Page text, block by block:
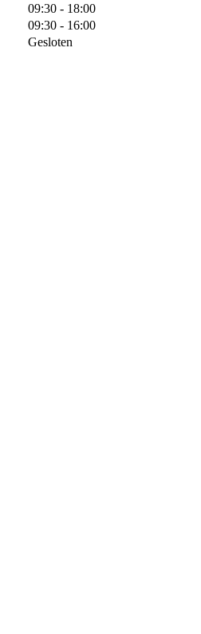
09:30 - 18:00
09:30 - 16:00
Gesloten